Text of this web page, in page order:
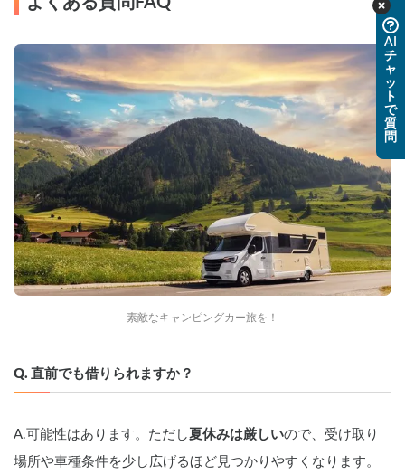
素敵なキャンピングカー旅を！
Q. 直前でも借りられますか？
A.可能性はあります。ただし夏休みは厳しいので、受け取り
場所や車種条件を少し広げるほど見つかりやすくなります。
AI
チ
ャ
ッ
ト
で
質
問